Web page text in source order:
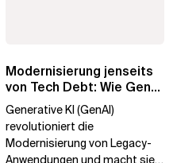
Modernisierung jenseits
von Tech Debt: Wie GenAI
die
Generative KI (GenAI)
revolutioniert die
Modernisierung von Legacy-
Anwendungen und macht sie